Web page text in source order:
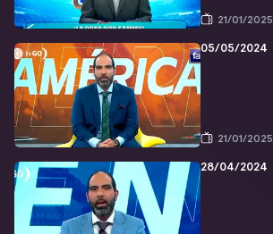
21/01/2025
05/05/2024
21/01/2025
28/04/2024